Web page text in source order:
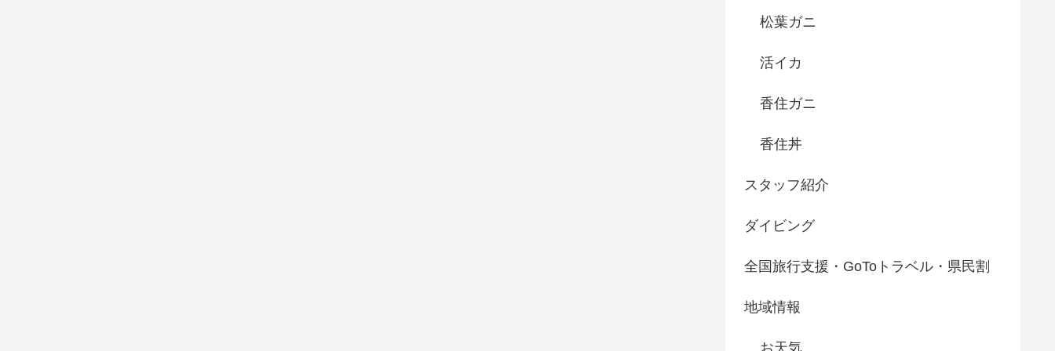
松葉ガニ
活イカ
香住ガニ
香住丼
スタッフ紹介
ダイビング
全国旅行支援・GoToトラベル・県民割
地域情報
お天気